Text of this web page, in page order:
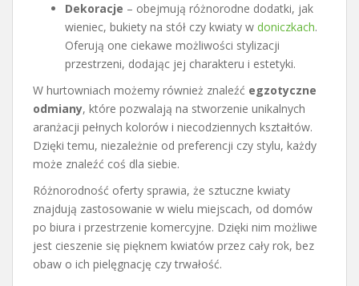
Dekoracje – obejmują różnorodne dodatki, jak
wieniec, bukiety na stół czy kwiaty w doniczkach.
Oferują one ciekawe możliwości stylizacji
przestrzeni, dodając jej charakteru i estetyki.
W hurtowniach możemy również znaleźć egzotyczne
odmiany, które pozwalają na stworzenie unikalnych
aranżacji pełnych kolorów i niecodziennych kształtów.
Dzięki temu, niezależnie od preferencji czy stylu, każdy
może znaleźć coś dla siebie.
Różnorodność oferty sprawia, że sztuczne kwiaty
znajdują zastosowanie w wielu miejscach, od domów
po biura i przestrzenie komercyjne. Dzięki nim możliwe
jest cieszenie się pięknem kwiatów przez cały rok, bez
obaw o ich pielęgnację czy trwałość.